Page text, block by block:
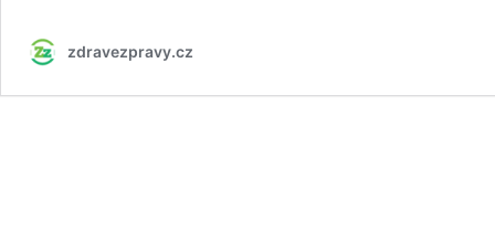
zdravezpravy.cz